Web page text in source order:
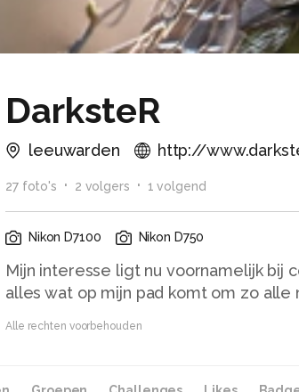
DarksteR
leeuwarden http://
27foto's 2 volgers 1 volgend
Nikon D7100 Nikon D750
Mijn interesse ligt nu voornamelijk bij
alles wat op mijn pad komt om zo
Alle rechten voorbehouden